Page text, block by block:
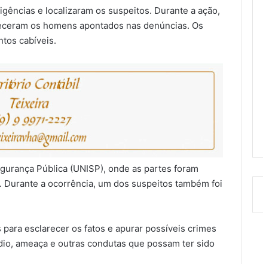
e localizaram os suspeitos. Durante a ação,
os homens apontados nas denúncias. Os
cabíveis.
Pública (UNISP), onde as partes foram
a ocorrência, um dos suspeitos também foi
esclarecer os fatos e apurar possíveis crimes
ameaça e outras condutas que possam ter sido